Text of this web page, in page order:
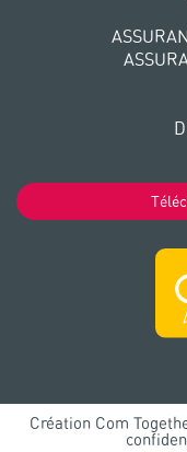
Création Com